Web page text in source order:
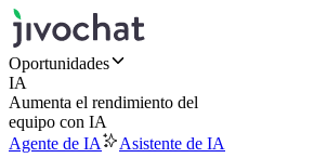
Oportunidades
IA
Aumenta el rendimiento del
equipo con IA
Agente de IA
Asistente de IA